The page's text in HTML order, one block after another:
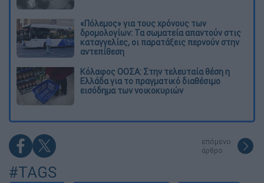
«Πόλεμος» για τους χρόνους των
δρομολογίων: Τα σωματεία απαντούν στις
καταγγελίες, οι παρατάξεις περνούν στην
αντεπίθεση
Κόλαφος ΟΟΣΑ: Στην τελευταία θέση η
Ελλάδα για το πραγματικό διαθέσιμο
εισόδημα των νοικοκυριών
επόμενο
άρθρο
#TAGS